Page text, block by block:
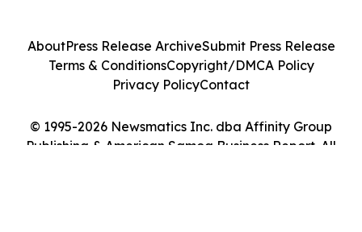
© 1995-2026 Newsmatics Inc. dba Affinity Group
Publishing & American Samoa Business Report. All
AboutPress Release ArchiveSubmit Press Release
Terms & ConditionsCopyright/DMCA Policy
Privacy PolicyContact